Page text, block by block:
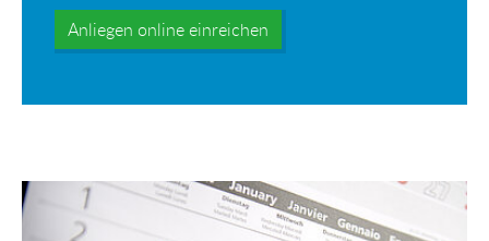
Anliegen online einreichen